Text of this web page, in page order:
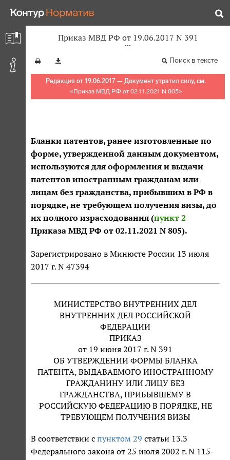
Приказ МВД РФ от 19.06.2017 N 391
Поиск в тексте
Редакция от 19.06.2017 — Документ утратил силу, см.
«Приказ МВД РФ от 02.11.2021 N 805»
Бланки патентов, ранее изготовленные по
форме, утвержденной данным документом,
используются для оформления и выдачи
патентов иностранным гражданам или
лицам без гражданства, прибывшим в РФ в
порядке, не требующем получения визы, до
их полного израсходования (пункт 2
Приказа МВД РФ от 02.11.2021 N 805).
Зарегистрировано в Минюсте России 13 июля
2017 г. N 47394
МИНИСТЕРСТВО ВНУТРЕННИХ ДЕЛ
ВНУТРЕННИХ ДЕЛ РОССИЙСКОЙ
ФЕДЕРАЦИИ
ПРИКАЗ
от 19 июня 2017 г. N 391
ОБ УТВЕРЖДЕНИИ ФОРМЫ БЛАНКА
ПАТЕНТА, ВЫДАВАЕМОГО ИНОСТРАННОМУ
ГРАЖДАНИНУ ИЛИ ЛИЦУ БЕЗ
ГРАЖДАНСТВА, ПРИБЫВШЕМУ В
РОССИЙСКУЮ ФЕДЕРАЦИЮ В ПОРЯДКЕ, НЕ
ТРЕБУЮЩЕМ ПОЛУЧЕНИЯ ВИЗЫ
В соответствии с пунктом 29 статьи 13.3
Федерального закона от 25 июля 2002 г. N 115-